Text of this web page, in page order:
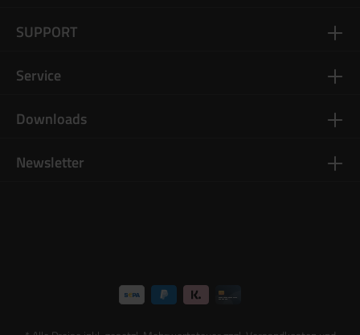
Newsletter
SUPPORT
Service
Downloads